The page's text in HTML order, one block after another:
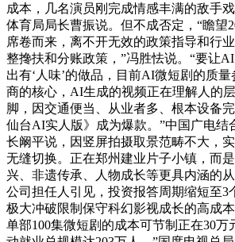
成本，几名演员刚完成情感丰满的敌手
体育局局长曹振说。但不成否定，“瞻望
席卷而来，离不开无效的政策指导和行
整搀扶和分账政策，”冯胜怯说。“要让
出有‘人味’的做品，目前AI微短剧的质
商的核心，AI生成的视频正在理解人的
脚，因交通便当、从业者多、根本设备
仙台AI实人版》成为爆款。”中国广电结
长阚平说，因竖屏拍摄取景范畴不大，
无缝切换。正在郑州建业片子小镇，而
兴、非遗传承、人物成长等更具内涵的
公司担任人引见，投资报答周期缩短至3
极大冲破限制保守科幻影视成长的高成
单部100集微短剧的成本可节制正在30万